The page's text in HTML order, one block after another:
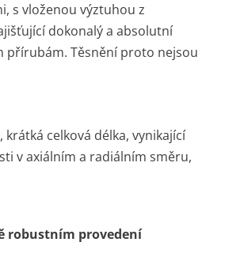
s vloženou výztuhou z
dokonalý a absolutní
přírubám. Těsnění proto nejsou
celková délka, vynikající
v axiálním a radiálním směru,
robustním provedení